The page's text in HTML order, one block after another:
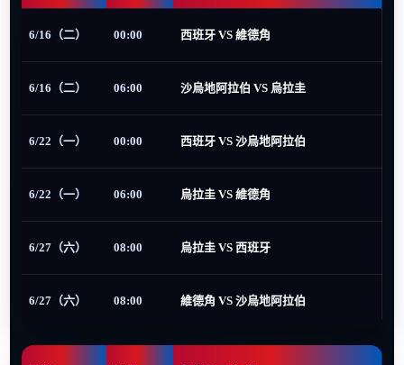
6/16（二） 00:00 西班牙 VS 維德角
6/16（二） 06:00 沙烏地阿拉伯 VS 烏拉圭
6/22（一） 00:00 西班牙 VS 沙烏地阿拉伯
6/22（一） 06:00 烏拉圭 VS 維德角
6/27（六） 08:00 烏拉圭 VS 西班牙
6/27（六） 08:00 維德角 VS 沙烏地阿拉伯